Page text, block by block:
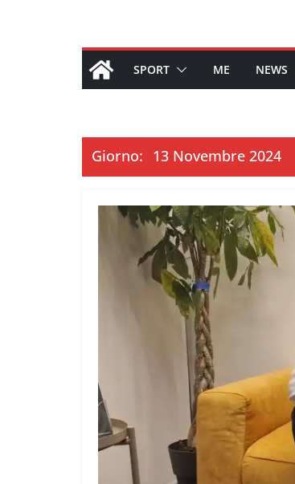
SPORT ME NEWS
Giorno: 13 Novembre 2024